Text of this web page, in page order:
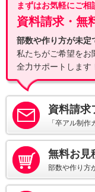
まずはお気軽にご相
資料請求・無
部数や作り方が未定
私たちがご希望をお
全力サポートします
資料請求
「卒アル制作
無料お見
部数や作り方